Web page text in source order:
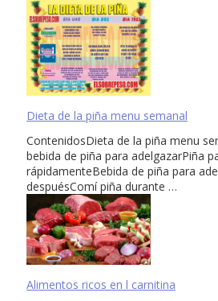
Dieta de la piña menu semanal
ContenidosDieta de la piña menu
bebida de piña para adelgazarPiña
rápidamenteBebida de piña para
despuésComí piña durante …
Alimentos ricos en l carnitina